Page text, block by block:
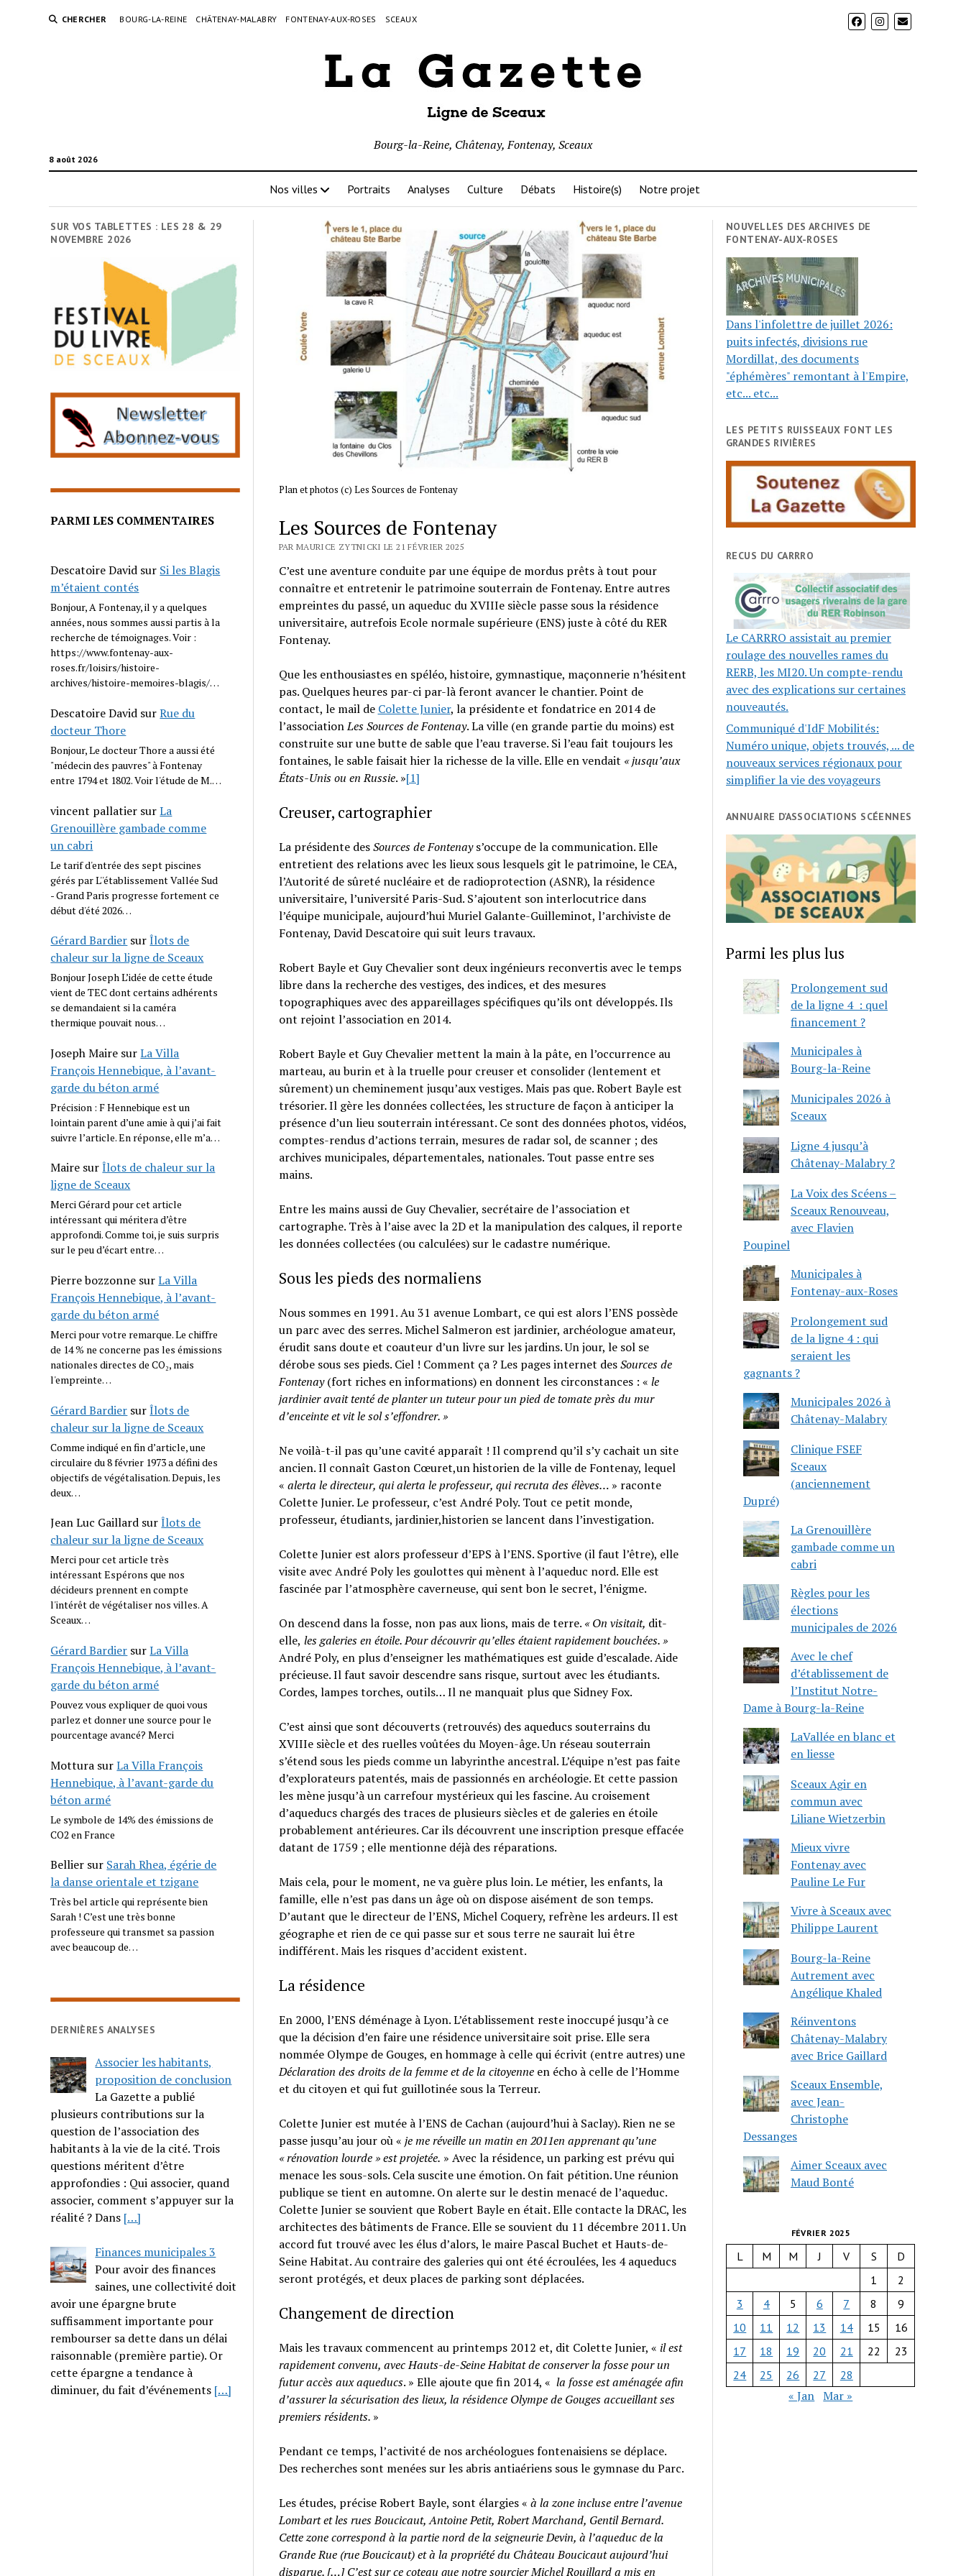
CHERCHER BOURG-LA-REINE CHÂTENAY-MALABRY FONTENAY-AUX-ROSES SCEAUX
8 août 2026
Bourg-la-Reine, Châtenay, Fontenay, Sceaux
Nos villes Portraits Analyses Culture Débats Histoire(s) Notre projet
SUR VOS TABLETTES : LES 28 & 29
NOVEMBRE 2026
PARMI LES COMMENTAIRES
Descatoire David sur Si les Blagis
m’étaient contés
Bonjour, A Fontenay, il y a quelques
années, nous sommes aussi partis à la
recherche de témoignages. Voir :
https://www.fontenay-aux-
roses.fr/loisirs/histoire-
archives/histoire-memoires-blagis/…
Descatoire David surRue du
docteur Thore
Bonjour, Le docteur Thore a aussi été
"médecin des pauvres" à Fontenay
entre 1794 et 1802. Voir l'étude de M.…
vincent pallatier surLa
Grenouillère gambade comme
un cabri
Le tarif d'entrée des sept piscines
gérés par L''établissement Vallée Sud
- Grand Paris progresse fortement ce
début d'été 2026…
Gérard Bardier surÎlots de
chaleur sur la ligne de Sceaux
Bonjour Joseph L’idée de cette étude
vient de TEC dont certains adhérents
se demandaient si la caméra
thermique pouvait nous…
Joseph Maire surLa Villa
François Hennebique, à l’avant-
garde du béton armé
Précision : F Hennebique est un
lointain parent d’une amie à qui j’ai fait
suivre l’article. En réponse, elle m’a…
Maire surÎlots de chaleur sur la
ligne de Sceaux
Merci Gérard pour cet article
intéressant qui méritera d’être
approfondi. Comme toi, je suis surpris
sur le peu d’écart entre…
Pierre bozzonne surLa Villa
François Hennebique, à l’avant-
garde du béton armé
Merci pour votre remarque. Le chiffre
de 14 % ne concerne pas les émissions
nationales directes de CO₂, mais
l'empreinte…
Gérard Bardier surÎlots de
chaleur sur la ligne de Sceaux
Comme indiqué en fin d’article, une
circulaire du 8 février 1973 a défini des
objectifs de végétalisation. Depuis, les
deux…
Jean Luc Gaillard surÎlots de
chaleur sur la ligne de Sceaux
Merci pour cet article très
intéressant Espérons que nos
décideurs prennent en compte
l'intérêt de végétaliser nos villes. A
Sceaux…
Gérard Bardier surLa Villa
François Hennebique, à l’avant-
garde du béton armé
Pouvez vous expliquer de quoi vous
parlez et donner une source pour le
pourcentage avancé? Merci
Mottura surLa Villa François
Hennebique, à l’avant-garde du
béton armé
Le symbole de 14% des émissions de
CO2 en France
Bellier sur Sarah Rhea, égérie de
la danse orientale et tzigane
Très bel article qui représente bien
Sarah ! C’est une très bonne
professeure qui transmet sa passion
avec beaucoup de…
DERNIÈRES ANALYSES
Associer les habitants,
proposition de conclusion
La Gazette a publié
plusieurs contributions sur la
question de l’association des
habitants à la vie de la cité. Trois
questions méritent d’être
approfondies : Qui associer, quand
associer, comment s’appuyer sur la
réalité ? Dans […]
Finances municipales 3
Pour avoir des finances
saines, une collectivité doit
avoir une épargne brute
suffisamment importante pour
rembourser sa dette dans un délai
raisonnable (première partie). Or
cette épargne a tendance à
diminuer, du fait d’événements […]
Plan et photos (c) Les Sources de Fontenay
Les Sources de Fontenay
PAR MAURICE ZYTNICKI LE 21 FÉVRIER 2025
C’est une aventure conduite par une équipe de mordus prêts à tout pour
connaître et entretenir le patrimoine souterrain de Fontenay. Entre autres
empreintes du passé, un aqueduc du XVIIIe siècle passe sous la résidence
universitaire, autrefois Ecole normale supérieure (ENS) juste à côté du RER
Fontenay.
Que les enthousiastes en spéléo, histoire, gymnastique, maçonnerie n’hésitent
pas. Quelques heures par-ci par-là feront avancer le chantier. Point de
contact, le mail de Colette Junier, la présidente et fondatrice en 2014 de
l’associationLes Sources de Fontenay. La ville (en grande partie du moins) est
construite sur une butte de sable que l’eau traverse. Si l’eau fait toujours les
fontaines, le sable faisait hier la richesse de la ville. Elle en vendait « jusqu’aux
États-Unis ou en Russie. »[1]
Creuser, cartographier
La présidente desSources de Fontenays’occupe de la communication. Elle
entretient des relations avec les lieux sous lesquels git le patrimoine, le CEA,
l’Autorité de sûreté nucléaire et de radioprotection (ASNR), la résidence
universitaire, l’université Paris-Sud. S’ajoutent son interlocutrice dans
l’équipe municipale, aujourd’hui Muriel Galante-Guilleminot, l’archiviste de
Fontenay, David Descatoire qui suit leurs travaux.
Robert Bayle et Guy Chevalier sont deux ingénieurs reconvertis avec le temps
libre dans la recherche des vestiges, des indices, et des mesures
topographiques avec des appareillages spécifiques qu’ils ont développés. Ils
ont rejoint l’association en 2014.
Robert Bayle et Guy Chevalier mettent la main à la pâte, en l’occurrence au
marteau, au burin et à la truelle pour creuser et consolider (lentement et
sûrement) un cheminement jusqu’aux vestiges. Mais pas que. Robert Bayle est
trésorier. Il gère les données collectées, les structure de façon à anticiper la
présence d’un lieu souterrain intéressant. Ce sont des données photos, vidéos,
comptes-rendus d’actions terrain, mesures de radar sol, de scanner ; des
archives municipales, départementales, nationales. Tout passe entre ses
mains.
Entre les mains aussi de Guy Chevalier, secrétaire de l’association et
cartographe. Très à l’aise avec la 2D et la manipulation des calques, il reporte
les données collectées (ou calculées) sur le cadastre numérique.
Sous les pieds des normaliens
Nous sommes en 1991. Au 31 avenue Lombart, ce qui est alors l’ENS possède
un parc avec des serres. Michel Salmeron est jardinier, archéologue amateur,
érudit sans doute et coauteur d’un livre sur les jardins. Un jour, le sol se
dérobe sous ses pieds. Ciel ! Comment ça ? Les pages internet desSources de
Fontenay(fort riches en informations) en donnent les circonstances : « le
jardinier avait tenté de planter un tuteur pour un pied de tomate près du mur
d’enceinte et vit le sol s’effondrer. »
Ne voilà-t-il pas qu’une cavité apparaît ! Il comprend qu’il s’y cachait un site
ancien. Il connaît Gaston Cœuret,un historien de la ville de Fontenay, lequel
« alerta le directeur, qui alerta le professeur, qui recruta des élèves… » raconte
Colette Junier. Le professeur, c’est André Poly. Tout ce petit monde,
professeur, étudiants, jardinier,historien se lancent dans l’investigation.
Colette Junier est alors professeur d’EPS à l’ENS. Sportive (il faut l’être), elle
visite avec André Poly les goulottes qui mènent à l’aqueduc nord. Elle est
fascinée par l’atmosphère caverneuse, qui sent bon le secret, l’énigme.
On descend dans la fosse, non pas aux lions, mais de terre. « On visitait, dit-
elle, les galeries en étoile. Pour découvrir qu’elles étaient rapidement bouchées. »
André Poly, en plus d’enseigner les mathématiques est guide d’escalade. Aide
précieuse. Il faut savoir descendre sans risque, surtout avec les étudiants.
Cordes, lampes torches, outils… Il ne manquait plus que Sidney Fox.
C’est ainsi que sont découverts (retrouvés) des aqueducs souterrains du
XVIIIe siècle et des ruelles voûtées du Moyen-âge. Un réseau souterrain
s’étend sous les pieds comme un labyrinthe ancestral. L’équipe n’est pas faite
d’explorateurs patentés, mais de passionnés en archéologie. Et cette passion
les mène jusqu’à un carrefour mystérieux qui les fascine. Au croisement
d’aqueducs chargés des traces de plusieurs siècles et de galeries en étoile
probablement antérieures. Car ils découvrent une inscription presque effacée
datant de 1759 ; elle mentionne déjà des réparations.
Mais cela, pour le moment, ne va guère plus loin. Le métier, les enfants, la
famille, elle n’est pas dans un âge où on dispose aisément de son temps.
D’autant que le directeur de l’ENS, Michel Coquery, refrène les ardeurs. Il est
géographe et rien de ce qui passe sur et sous terre ne saurait lui être
indifférent. Mais les risques d’accident existent.
La résidence
En 2000, l’ENS déménage à Lyon. L’établissement reste inoccupé jusqu’à ce
que la décision d’en faire une résidence universitaire soit prise. Elle sera
nommée Olympe de Gouges, en hommage à celle qui écrivit (entre autres) une
Déclaration des droits de la femme et de la citoyenneen écho à celle de l’Homme
et du citoyen et qui fut guillotinée sous la Terreur.
Colette Junier est mutée à l’ENS de Cachan (aujourd’hui à Saclay). Rien ne se
passe jusqu’au jour où « je me réveille un matin en 2011en apprenant qu’une
« rénovation lourde » est projetée. » Avec la résidence, un parking est prévu qui
menace les sous-sols. Cela suscite une émotion. On fait pétition. Une réunion
publique se tient en automne. On alerte sur le destin menacé de l’aqueduc.
Colette Junier se souvient que Robert Bayle en était. Elle contacte la DRAC, les
architectes des bâtiments de France. Elle se souvient du 11 décembre 2011. Un
accord fut trouvé avec les élus d’alors, le maire Pascal Buchet et Hauts-de-
Seine Habitat. Au contraire des galeries qui ont été écroulées, les 4 aqueducs
seront protégés, et deux places de parking sont déplacées.
Changement de direction
Mais les travaux commencent au printemps 2012 et, dit Colette Junier, « il est
rapidement convenu, avec Hauts-de-Seine Habitat de conserver la fosse pour un
futur accès aux aqueducs. » Elle ajoute que fin 2014, « la fosse est aménagée afin
d’assurer la sécurisation des lieux, la résidence Olympe de Gouges accueillant ses
premiers résidents. »
Pendant ce temps, l’activité de nos archéologues fontenaisiens se déplace.
Des recherches sont menées sur les abris antiaériens sous le gymnase du Parc.
Les études, précise Robert Bayle, sont élargies « à la zone incluse entre l’avenue
Lombart et les rues Boucicaut, Antoine Petit, Robert Marchand, Gentil Bernard.
Cette zone correspond à la partie nord de la seigneurie Devin, à l’aqueduc de la
Grande Rue (rue Boucicaut) et à la propriété du Château Boucicaut aujourd’hui
disparue. […] C’est sur ce coteau que notre sourcier Michel Rouillard a mis en
NOUVELLES DES ARCHIVES DE
FONTENAY-AUX-ROSES
Dans l'infolettre de juillet 2026:
puits infectés, divisions rue
Mordillat, des documents
"éphémères" remontant à l'Empire,
etc... etc...
LES PETITS RUISSEAUX FONT LES
GRANDES RIVIÈRES
RECUS DU CARRRO
Le CARRRO assistait au premier
roulage des nouvelles rames du
RERB, les MI20. Un compte-rendu
avec des explications sur certaines
nouveautés.
Communiqué d'IdF Mobilités:
Numéro unique, objets trouvés, ... de
nouveaux services régionaux pour
simplifier la vie des voyageurs
ANNUAIRE D’ASSOCIATIONS SCÉENNES
Parmi les plus lus
Prolongement sud
de la ligne 4 : quel
financement ?
Municipales à
Bourg-la-Reine
Municipales 2026 à
Sceaux
Ligne 4 jusqu’à
Châtenay-Malabry ?
La Voix des Scéens –
Sceaux Renouveau,
avec Flavien
Poupinel
Municipales à
Fontenay-aux-Roses
Prolongement sud
de la ligne 4 : qui
seraient les
gagnants ?
Municipales 2026 à
Châtenay-Malabry
Clinique FSEF
Sceaux
(anciennement
Dupré)
La Grenouillère
gambade comme un
cabri
Règles pour les
élections
municipales de 2026
Avec le chef
d’établissement de
l’Institut Notre-
Dame à Bourg-la-Reine
LaVallée en blanc et
en liesse
Sceaux Agir en
commun avec
Liliane Wietzerbin
Mieux vivre
Fontenay avec
Pauline Le Fur
Vivre à Sceaux avec
Philippe Laurent
Bourg-la-Reine
Autrement avec
Angélique Khaled
Réinventons
Châtenay-Malabry
avec Brice Gaillard
Sceaux Ensemble,
avec Jean-
Christophe
Dessanges
Aimer Sceaux avec
Maud Bonté
FÉVRIER 2025
L M M J V S
D
1
2
3
4 5 6 7 8
9
10
11 12 13 14 15
16
17
18 19 20 21 22
23
24
25 26 27 28
« Jan Mar »